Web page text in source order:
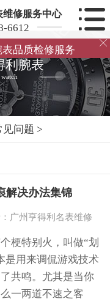
维修服务中心
6612
品质检修服务

利腕表
见问题 >
解决办法集锦
广州亨得利名表维修
特别火，叫做“划
是用来调侃游戏技术
共鸣。尤其是当你
一两道不速之客